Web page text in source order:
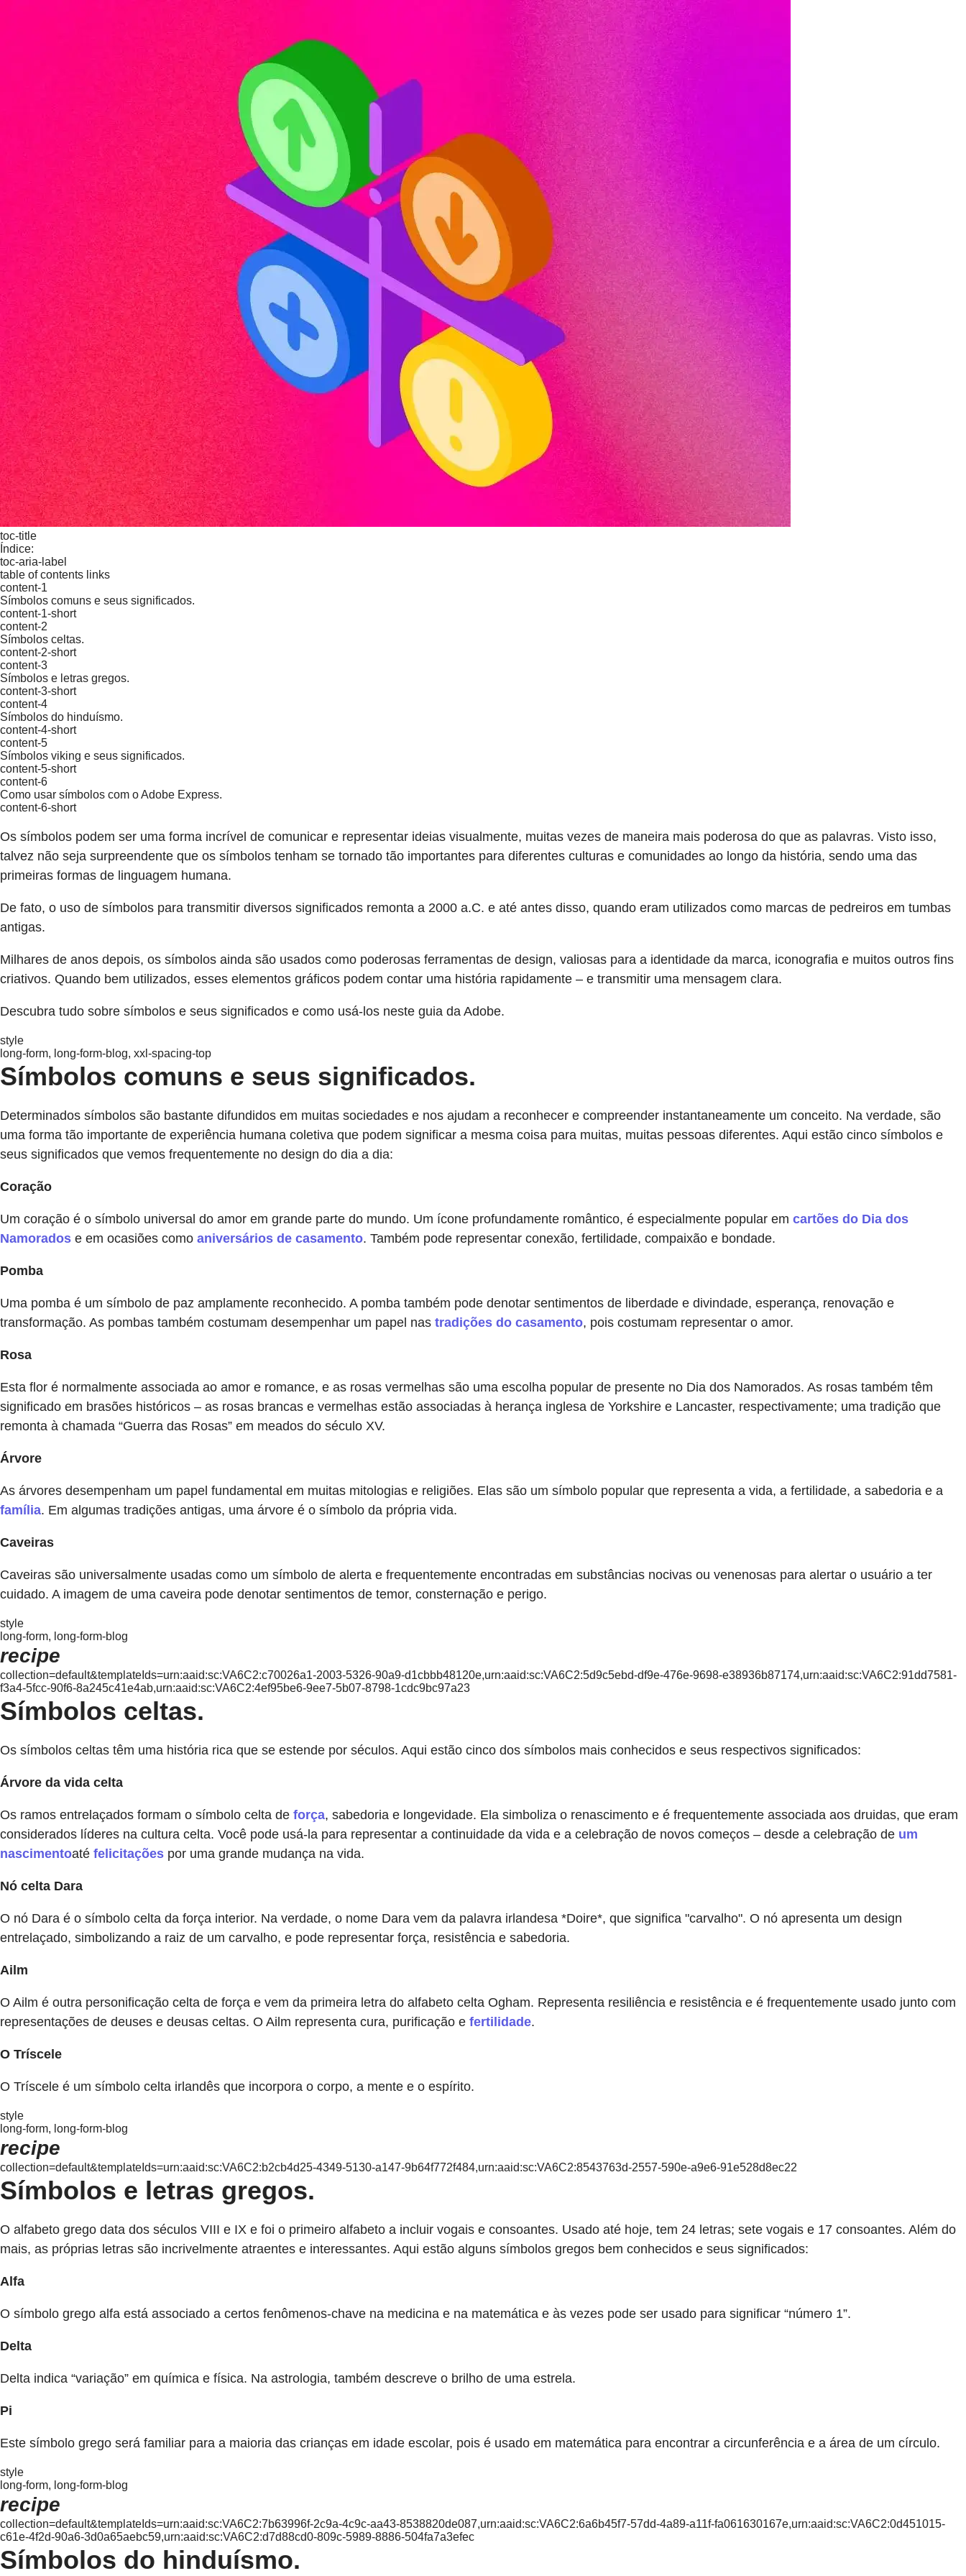
toc-title
Índice:
toc-aria-label
table of contents links
content-1
Símbolos comuns e seus significados.
content-1-short
content-2
Símbolos celtas.
content-2-short
content-3
Símbolos e letras gregos.
content-3-short
content-4
Símbolos do hinduísmo.
content-4-short
content-5
Símbolos viking e seus significados.
content-5-short
content-6
Como usar símbolos com o Adobe Express.
content-6-short
Os símbolos podem ser uma forma incrível de comunicar e representar ideias visualmente, muitas vezes de maneira mais poderosa do que as palavras. Visto isso,
talvez não seja surpreendente que os símbolos tenham se tornado tão importantes para diferentes culturas e comunidades ao longo da história, sendo uma das
primeiras formas de linguagem humana.
De fato, o uso de símbolos para transmitir diversos significados remonta a 2000 a.C. e até antes disso, quando eram utilizados como marcas de pedreiros em tumbas
antigas.
Milhares de anos depois, os símbolos ainda são usados ​​como poderosas ferramentas de design, valiosas para a identidade da marca, iconografia e muitos outros fins
criativos. Quando bem utilizados, esses elementos gráficos podem contar uma história rapidamente – e transmitir uma mensagem clara.
Descubra tudo sobre símbolos e seus significados e como usá-los neste guia da Adobe.
style
long-form, long-form-blog, xxl-spacing-top
Símbolos comuns e seus significados.
Determinados símbolos são bastante difundidos em muitas sociedades e nos ajudam a reconhecer e compreender instantaneamente um conceito. Na verdade, são
uma forma tão importante de experiência humana coletiva que podem significar a mesma coisa para muitas, muitas pessoas diferentes. Aqui estão cinco símbolos e
seus significados que vemos frequentemente no design do dia a dia:
Coração
Um coração é o símbolo universal do amor em grande parte do mundo. Um ícone profundamente romântico, é especialmente popular em cartões do Dia dos
Namorados e em ocasiões como aniversários de casamento. Também pode representar conexão, fertilidade, compaixão e bondade.
Pomba
Uma pomba é um símbolo de paz amplamente reconhecido. A pomba também pode denotar sentimentos de liberdade e divindade, esperança, renovação e
transformação. As pombas também costumam desempenhar um papel nas tradições do casamento, pois costumam representar o amor.
Rosa
Esta flor é normalmente associada ao amor e romance, e as rosas vermelhas são uma escolha popular de presente no Dia dos Namorados. As rosas também têm
significado em brasões históricos – as rosas brancas e vermelhas estão associadas à herança inglesa de Yorkshire e Lancaster, respectivamente; uma tradição que
remonta à chamada “Guerra das Rosas” em meados do século XV.
Árvore
As árvores desempenham um papel fundamental em muitas mitologias e religiões. Elas são um símbolo popular que representa a vida, a fertilidade, a sabedoria e a
família. Em algumas tradições antigas, uma árvore é o símbolo da própria vida.
Caveiras
Caveiras são universalmente usadas como um símbolo de alerta e frequentemente encontradas em substâncias nocivas ou venenosas para alertar o usuário a ter
cuidado. A imagem de uma caveira pode denotar sentimentos de temor, consternação e perigo.
style
long-form, long-form-blog
recipe
collection=default&templateIds=urn:aaid:sc:VA6C2:c70026a1-2003-5326-90a9-d1cbbb48120e,urn:aaid:sc:VA6C2:5d9c5ebd-df9e-476e-9698-e38936b87174,urn:aaid:sc:VA6C2:91dd7581-
f3a4-5fcc-90f6-8a245c41e4ab,urn:aaid:sc:VA6C2:4ef95be6-9ee7-5b07-8798-1cdc9bc97a23
Símbolos celtas.
Os símbolos celtas têm uma história rica que se estende por séculos. Aqui estão cinco dos símbolos mais conhecidos e seus respectivos significados:
Árvore da vida celta
Os ramos entrelaçados formam o símbolo celta de força, sabedoria e longevidade. Ela simboliza o renascimento e é frequentemente associada aos druidas, que eram
considerados líderes na cultura celta. Você pode usá-la para representar a continuidade da vida e a celebração de novos começos – desde a celebração de um
nascimentoaté felicitações por uma grande mudança na vida.
Nó celta Dara
O nó Dara é o símbolo celta da força interior. Na verdade, o nome Dara vem da palavra irlandesa *Doire*, que significa "carvalho". O nó apresenta um design
entrelaçado, simbolizando a raiz de um carvalho, e pode representar força, resistência e sabedoria.
Ailm
O Ailm é outra personificação celta de força e vem da primeira letra do alfabeto celta Ogham. Representa resiliência e resistência e é frequentemente usado junto com
representações de deuses e deusas celtas. O Ailm representa cura, purificação e fertilidade.
O Tríscele
O Tríscele é um símbolo celta irlandês que incorpora o corpo, a mente e o espírito.
style
long-form, long-form-blog
recipe
collection=default&templateIds=urn:aaid:sc:VA6C2:b2cb4d25-4349-5130-a147-9b64f772f484,urn:aaid:sc:VA6C2:8543763d-2557-590e-a9e6-91e528d8ec22
Símbolos e letras gregos.
O alfabeto grego data dos séculos VIII e IX e foi o primeiro alfabeto a incluir vogais e consoantes. Usado até hoje, tem 24 letras; sete vogais e 17 consoantes. Além do
mais, as próprias letras são incrivelmente atraentes e interessantes. Aqui estão alguns símbolos gregos bem conhecidos e seus significados:
Alfa
O símbolo grego alfa está associado a certos fenômenos-chave na medicina e na matemática e às vezes pode ser usado para significar “número 1”.
Delta
Delta indica “variação” em química e física. Na astrologia, também descreve o brilho de uma estrela.
Pi
Este símbolo grego será familiar para a maioria das crianças em idade escolar, pois é usado em matemática para encontrar a circunferência e a área de um círculo.
style
long-form, long-form-blog
recipe
collection=default&templateIds=urn:aaid:sc:VA6C2:7b63996f-2c9a-4c9c-aa43-8538820de087,urn:aaid:sc:VA6C2:6a6b45f7-57dd-4a89-a11f-fa061630167e,urn:aaid:sc:VA6C2:0d451015-
c61e-4f2d-90a6-3d0a65aebc59,urn:aaid:sc:VA6C2:d7d88cd0-809c-5989-8886-504fa7a3efec
Símbolos do hinduísmo.